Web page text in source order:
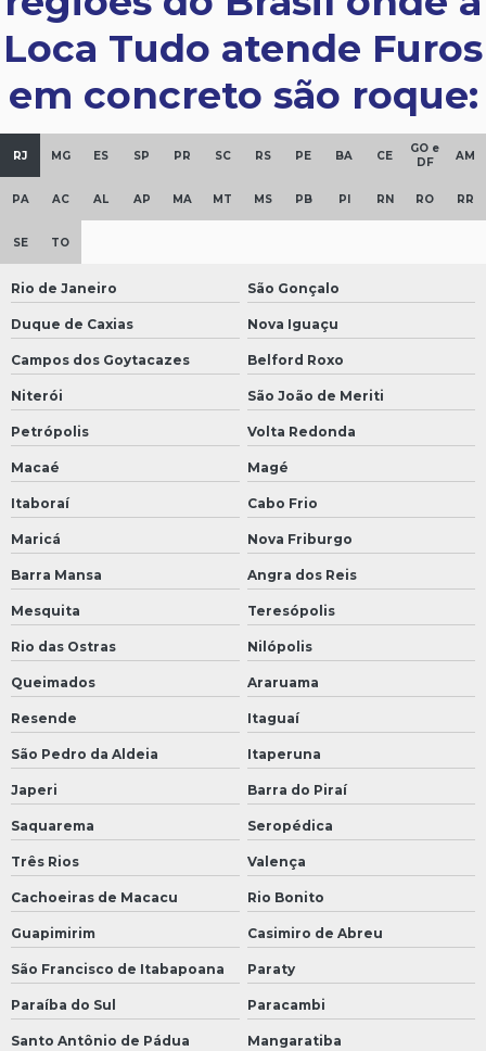
Loca Tudo atende Furos
em concreto são roque:
RJ MG ES SP PR SC RS PE BA CE
GO e
DF
AM
PA AC AL AP MA MT MS PB PI RN RO RR
SE TO
Rio de Janeiro São Gonçalo
Duque de Caxias Nova Iguaçu
Campos dos Goytacazes Belford Roxo
Niterói São João de Meriti
Petrópolis Volta Redonda
Macaé Magé
Itaboraí Cabo Frio
Maricá Nova Friburgo
Barra Mansa Angra dos Reis
Mesquita Teresópolis
Rio das Ostras Nilópolis
Queimados Araruama
Resende Itaguaí
São Pedro da Aldeia Itaperuna
Japeri Barra do Piraí
Saquarema Seropédica
Três Rios Valença
Cachoeiras de Macacu Rio Bonito
Guapimirim Casimiro de Abreu
São Francisco de Itabapoana Paraty
Paraíba do Sul Paracambi
Santo Antônio de Pádua Mangaratiba